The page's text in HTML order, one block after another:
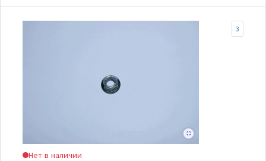
Нет в наличии
3